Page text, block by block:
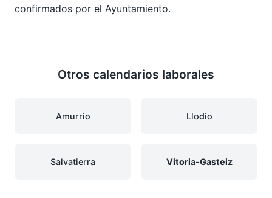
confirmados por el Ayuntamiento.
Otros calendarios laborales
Amurrio Llodio
Salvatierra Vitoria-Gasteiz